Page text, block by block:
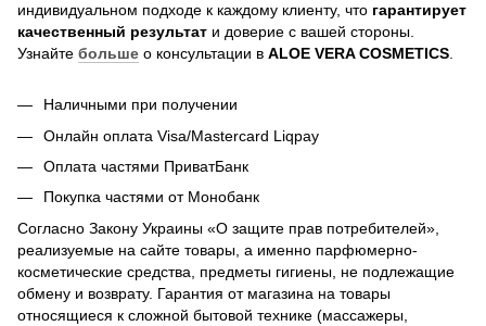
индивидуальном подходе к каждому клиенту, что гарантирует
качественный результат и доверие с вашей стороны.
Узнайте больше о консультации в ALOE VERA COSMETICS
Наличными при получении
Онлайн оплата Visa/Mastercard Liqpay
Оплата частями ПриватБанк
Покупка частями от Монобанк
Согласно Закону Украины «О защите прав потребителей»,
реализуемые на сайте товары, а именно парфюмерно-
косметические средства, предметы гигиены, не подлежащие
обмену и возврату. Гарантия от магазина на товары
относящиеся к сложной бытовой технике (массажеры,